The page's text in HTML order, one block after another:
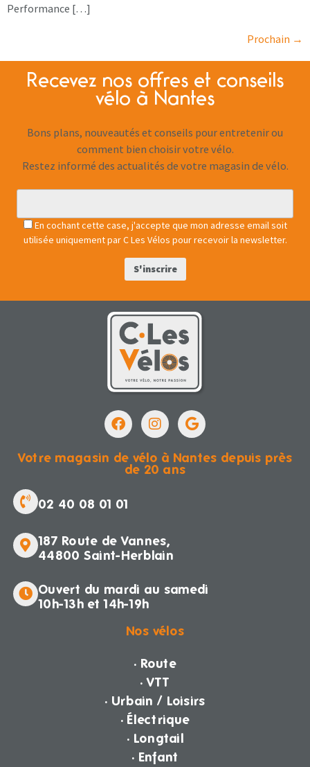
Performance […]
Prochain →
Recevez nos offres et conseils
vélo à Nantes
Bons plans, nouveautés et conseils pour entretenir ou
comment bien choisir votre vélo.
Restez informé des actualités de votre magasin de vélo.
En cochant cette case, j'accepte que mon adresse email soit
utilisée uniquement par C Les Vélos pour recevoir la newsletter.
Votre magasin de vélo à Nantes depuis près
de 20 ans
02 40 08 01 01
187 Route de Vannes,
44800 Saint-Herblain
Ouvert du mardi au samedi
10h-13h et 14h-19h
Nos vélos
· Route
· VTT
· Urbain / Loisirs
· Électrique
· Longtail
· Enfant